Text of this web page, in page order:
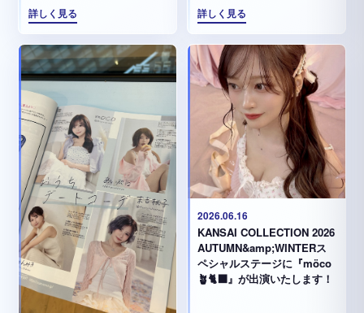
詳しく見る 詳しく見る
2026.06.16
KANSAI COLLECTION 2026
AUTUMN&amp;WINTERス
ペシャルステージに『möco
🪴🐈‍⬛』が出演いたします！